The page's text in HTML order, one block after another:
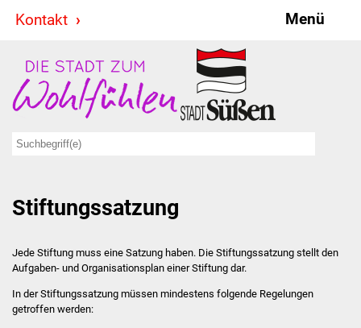
Kontakt Menü
Stadt & Politik
Bürgermeister
Ratsinformationssystem
Stiftungssatzung
Jede Stiftung muss eine Satzung haben. Die Stiftungssatzung stellt den
Aufgaben- und Organisationsplan einer Stiftung dar.
In der Stiftungssatzung müssen mindestens folgende Regelungen
getroffen werden: